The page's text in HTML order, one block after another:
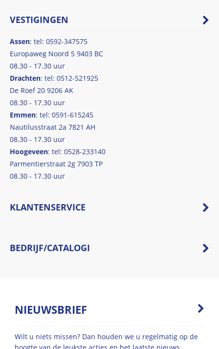
VESTIGINGEN
Assen: tel: 0592-347575
Europaweg Noord 5 9403 BC
08.30 - 17.30 uur
Drachten: tel: 0512-521925
De Roef 20 9206 AK
08.30 - 17.30 uur
Emmen: tel: 0591-615245
Nautilusstraat 2a 7821 AH
08.30 - 17.30 uur
Hoogeveen: tel: 0528-233140
Parmentierstraat 2g 7903 TP
08.30 - 17.30 uur
KLANTENSERVICE
BEDRIJF/CATALOGI
NIEUWSBRIEF
Wilt u niets missen? Dan houden we u regelmatig op de